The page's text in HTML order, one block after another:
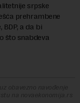
srpske
prehrambene
a da bi
što snabdeva
obavezno navođenje
na novaekonomija.rs